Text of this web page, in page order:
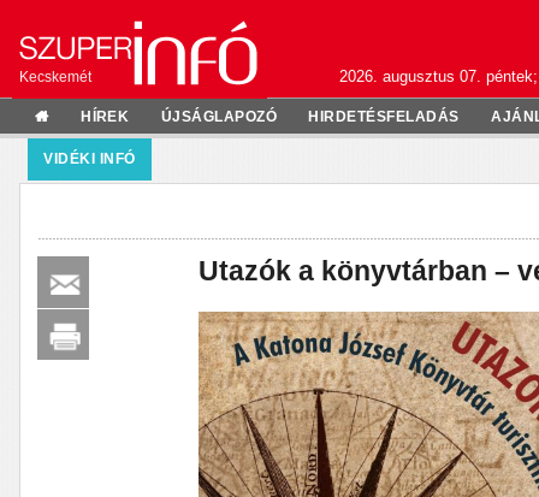
Kecskemét 2026. augusztus 07.
HÍREK ÚJSÁGLAPOZÓ HIRDETÉSFELADÁS
VIDÉKI INFÓ
Utazók a könyvtárban –